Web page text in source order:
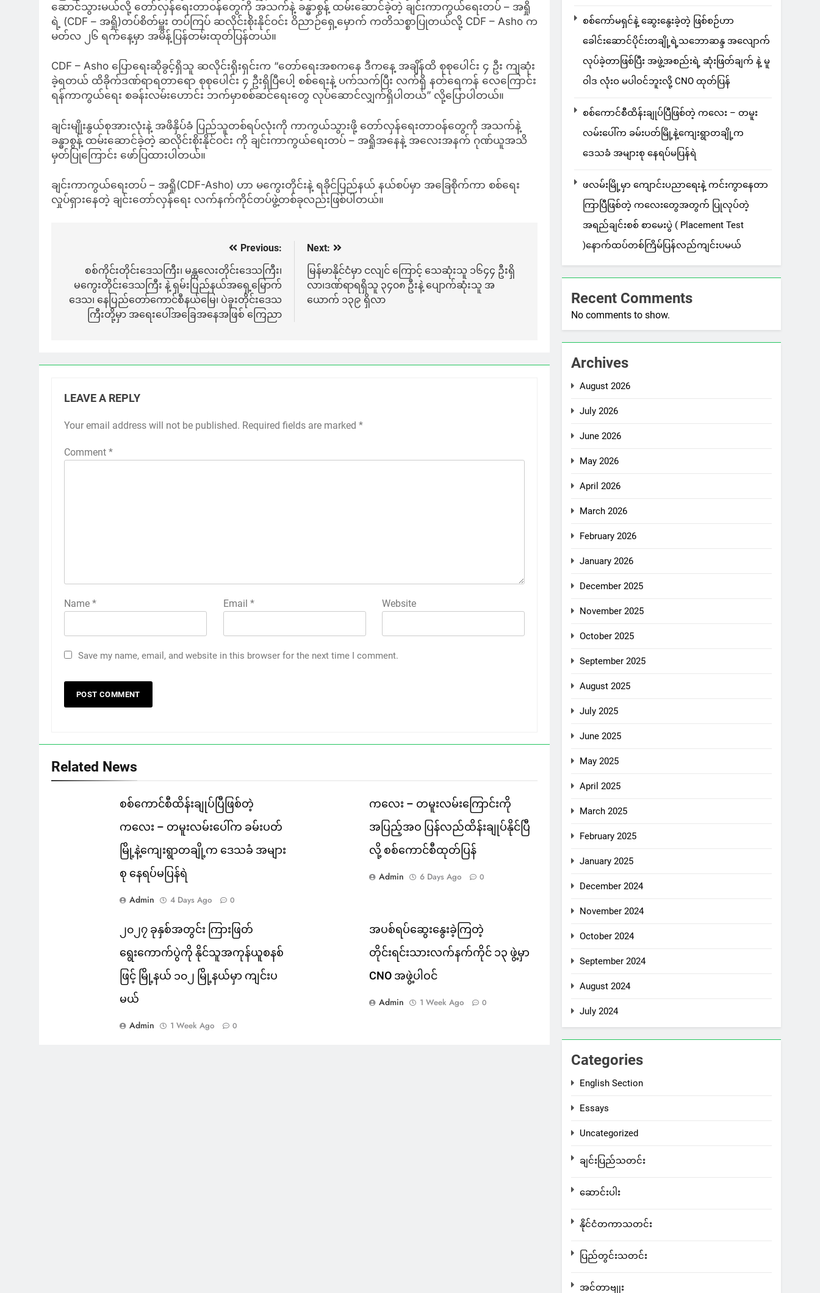
ဆောင်သွားမယ်လို့ တော်လှန်ရေးတာဝန်တွေကို အသက်နဲ့ ခန္ဓာစွန့် ထမ်းဆောင်ခဲ့တဲ့ ချင်းကာကွယ်ရေးတပ် – အရှို
ရဲ့ (CDF – အရှို)တပ်စိတ်မှူး တပ်ကြပ် ဆလိုင်းစိုးနိုင်ဝင်း ဝိညာဉ်ရှေ့မှောက် ကတိသစ္စာပြုတယ်လို့ CDF – Asho က
မတ်လ ၂၆ ရက်နေ့မှာ အမိန့်ပြန်တမ်းထုတ်ပြန်တယ်။
CDF – Asho ပြောရေးဆိုခွင့်ရှိသူ ဆလိုင်းရိုးရှင်းက “တော်ရေးအစကနေ ဒီကနေ့ အချိန်ထိ စုစုပေါင်း ၄ ဦး ကျဆုံး
ခဲ့ရတယ် ထိခိုက်ဒဏ်ရာရတာရော စုစုပေါင်း ၄ ဦးရှိပြီပေါ့ စစ်ရေးနဲ့ ပက်သက်ပြီး လက်ရှိ နတ်ရေကန် လေကြောင်း
ရန်ကာကွယ်ရေး စခန်းလမ်းဟောင်း ဘက်မှာစစ်ဆင်ရေးတွေ လုပ်ဆောင်လျှက်ရှိပါတယ်” လို့ပြောပါတယ်။
ချင်းမျိုးနွယ်စုအားလုံးနဲ့ အဖိနှိပ်ခံ ပြည်သူတစ်ရပ်လုံးကို ကာကွယ်သွားဖို့ တော်လှန်ရေးတာဝန်တွေကို အသက်နဲ့
ခန္ဓာစွန့် ထမ်းဆောင်ခဲ့တဲ့ ဆလိုင်းစိုးနိုင်ဝင်း ကို ချင်းကာကွယ်ရေးတပ် – အရှိုအနေနဲ့ အလေးအနက် ဂုဏ်ယူအသိ
မှတ်ပြုကြောင်း ဖော်ပြထားပါတယ်။
ချင်းကာကွယ်ရေးတပ် – အရှို(CDF-Asho) ဟာ မကွေးတိုင်းနဲ့ ရခိုင်ပြည်နယ် နယ်စပ်မှာ အခြေစိုက်ကာ စစ်ရေး
လှုပ်ရှားနေတဲ့ ချင်းတော်လှန်ရေး လက်နက်ကိုင်တပ်ဖွဲ့တစ်ခုလည်းဖြစ်ပါတယ်။
navigation
Previous:
စစ်ကိုင်းတိုင်းဒေသကြီး၊ မန္တလေးတိုင်းဒေသကြီး၊
မကွေးတိုင်းဒေသကြီး နဲ့ ရှမ်းပြည်နယ်အရှေ့မြောက်
ဒေသ၊ နေပြည်တော်ကောင်စီနယ်မြေ၊ ပဲခူးတိုင်းဒေသ
ကြီးတို့မှာ အရေးပေါ်အခြေအနေအဖြစ် ကြေညာ
Next:
မြန်မာနိုင်ငံမှာ ငလျင် ကြောင့် သေဆုံးသူ ၁၆၄၄ ဦးရှိ
လာ၊ဒဏ်ရာရရှိသူ ၃၄၀၈ ဦးနဲ့ ပျောက်ဆုံးသူ အ
ယောက် ၁၃၉ ရှိလာ
LEAVE A REPLY
Your email address will not be published. Required fields are marked *
Comment *
Name * Email * Website
Save my name, email, and website in this browser for the next time I comment.
Related News
စစ်ကောင်စီထိန်းချုပ်ပြီဖြစ်တဲ့
ကလေး – တမူးလမ်းပေါ်က ခမ်းပတ်
မြို့နဲ့ကျေးရွာတချို့က ဒေသခံ အများ
စု နေရပ်မပြန်ရဲ
Admin 4 Days Ago 0
ကလေး – တမူးလမ်းကြောင်းကို
အပြည့်အဝ ပြန်လည်ထိန်းချုပ်နိုင်ပြီ
လို့ စစ်ကောင်စီထုတ်ပြန်
Admin 6 Days Ago 0
၂၀၂၇ ခုနှစ်အတွင်း ကြားဖြတ်
ရွေးကောက်ပွဲကို နိုင်သူအကုန်ယူစနစ်
ဖြင့် မြို့နယ် ၁၀၂ မြို့နယ်မှာ ကျင်းပ
မယ်
Admin 1 Week Ago 0
အပစ်ရပ်ဆွေးနွေးခဲ့ကြတဲ့
တိုင်းရင်းသားလက်နက်ကိုင် ၁၃ ဖွဲ့မှာ
CNO အဖွဲ့ပါဝင်
Admin 1 Week Ago 0
စစ်ကော်မရှင်နဲ့ ဆွေးနွေးခဲ့တဲ့ ဖြစ်စဉ်ဟာ
ခေါင်းဆောင်ပိုင်းတချို့ရဲ့သဘောဆန္ဒ အလျောက်
လုပ်ခဲ့တာဖြစ်ပြီး အဖွဲ့အစည်းရဲ့ ဆုံးဖြတ်ချက် နဲ့ မူ
ဝါဒ လုံးဝ မပါဝင်ဘူးလို့ CNO ထုတ်ပြန်
စစ်ကောင်စီထိန်းချုပ်ပြီဖြစ်တဲ့ ကလေး – တမူး
လမ်းပေါ်က ခမ်းပတ်မြို့နဲ့ကျေးရွာတချို့က
ဒေသခံ အများစု နေရပ်မပြန်ရဲ
ဖလမ်းမြို့မှာ ကျောင်းပညာရေးနဲ့ ကင်းကွာနေတာ
ကြာပြီဖြစ်တဲ့ ကလေးတွေအတွက် ပြုလုပ်တဲ့
အရည်ချင်းစစ် စာမေးပွဲ ( Placement Test
)နောက်ထပ်တစ်ကြိမ်ပြန်လည်ကျင်းပမယ်
Recent Comments
No comments to show.
Archives
August 2026
July 2026
June 2026
May 2026
April 2026
March 2026
February 2026
January 2026
December 2025
November 2025
October 2025
September 2025
August 2025
July 2025
June 2025
May 2025
April 2025
March 2025
February 2025
January 2025
December 2024
November 2024
October 2024
September 2024
August 2024
July 2024
Categories
English Section
Essays
Uncategorized
ချင်းပြည်သတင်း
ဆောင်းပါး
နိုင်ငံတကာသတင်း
ပြည်တွင်းသတင်း
အင်တာဗျုး